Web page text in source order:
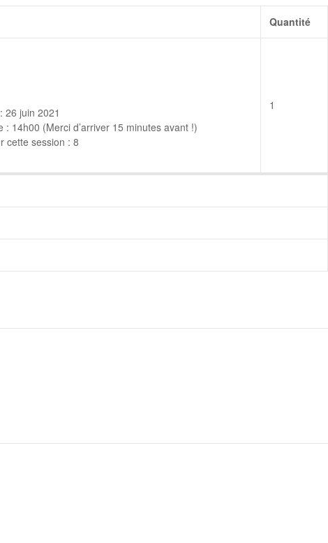
Quantité
26 juin 2021
14h00 (Merci d’arriver 15 minutes avant !)
cette session : 8
1